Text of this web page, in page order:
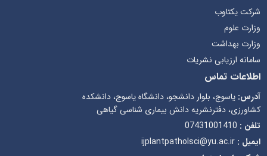
شرکت یکتاوب
وزارت علوم
وزارت بهداشت
سامانه ارزیابی نشریات
اطلاعات تماس
آدرس:یاسوج، بلوار دانشجو، دانشگاه یاسوج، دانشکده
کشاورزی، دفترنشریه دانش بیماری شناسی گیاهی
تلفن : 07431001410
ایمیل : ijplantpatholsci@yu.ac.ir